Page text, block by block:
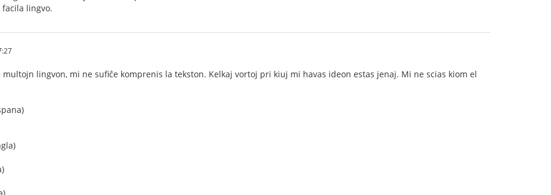
lingvo.
lingvon, mi ne sufiĉe komprenis la tekston. Kelkaj vortoj pri kiuj mi havas ideon estas jenaj. Mi ne scias kiom el